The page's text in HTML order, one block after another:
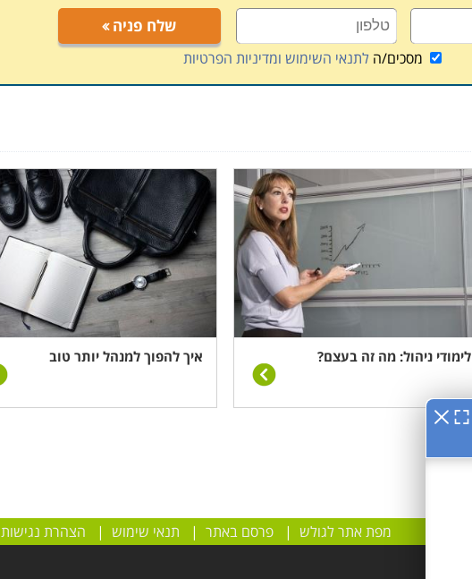
שלח פניה
מסכים/הלתנאי השימוש ומדיניות הפרטיות
לימודי ניהול: מה זה בעצם? איך להפוך למנהל יותר טוב
מפת אתר לגולש |פרסם באתר | תנאי שימוש | הצהרת נגישות